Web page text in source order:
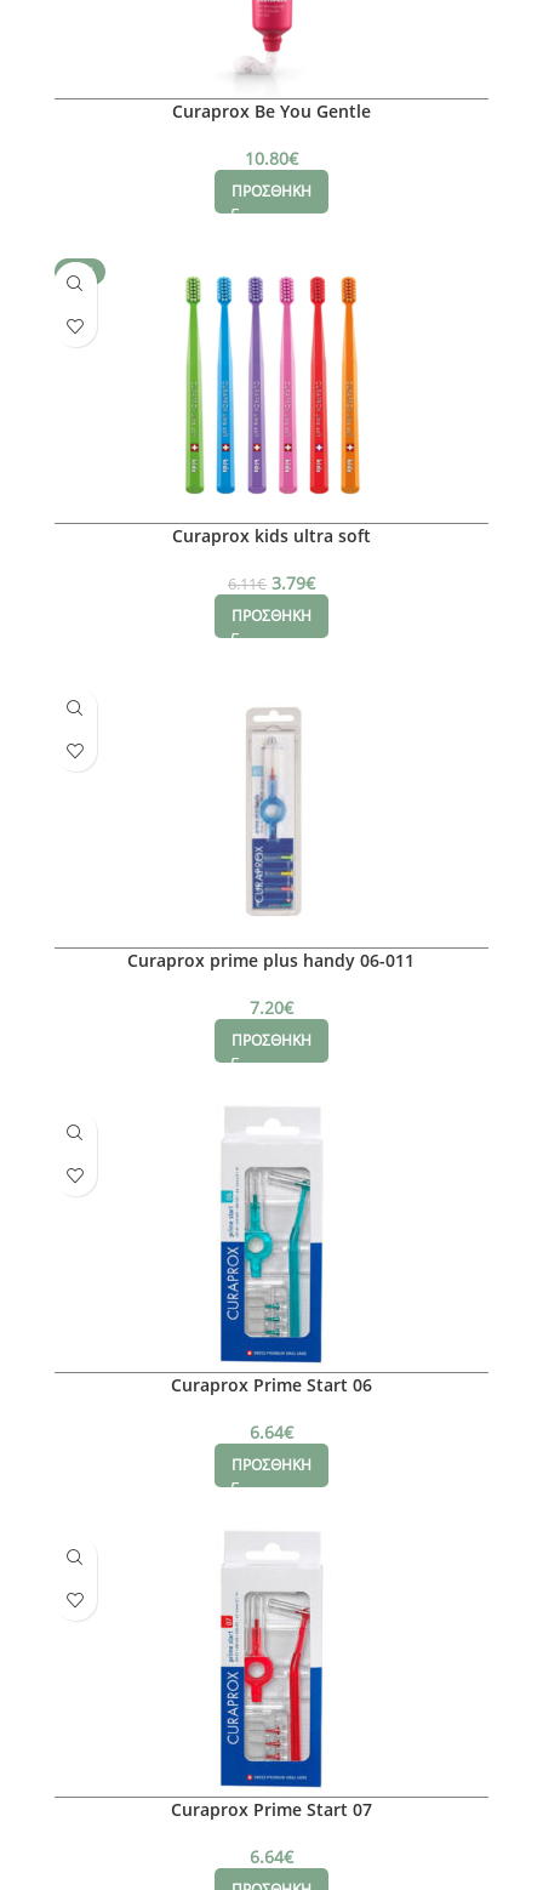
Curaprox Be You Gentle
10.80€
ΠΡΟΣΘΗΚΗ
SALE
Curaprox kids ultra soft
6.11€ 3.79€
ΠΡΟΣΘΗΚΗ
Curaprox prime plus handy 06-011
7.20€
ΠΡΟΣΘΗΚΗ
Curaprox Prime Start 06
6.64€
ΠΡΟΣΘΗΚΗ
Curaprox Prime Start 07
6.64€